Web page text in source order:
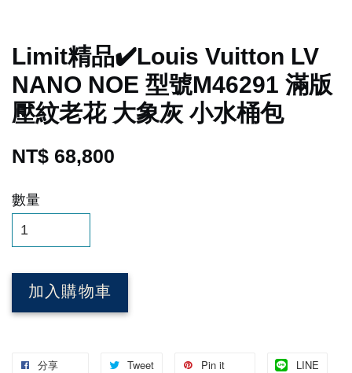
Limit精品✔️Louis Vuitton LV
NANO NOE 型號M46291 滿版
壓紋老花 大象灰 小水桶包
NT$ 68,800
數量
加入購物車
分享 Tweet Pin it LINE